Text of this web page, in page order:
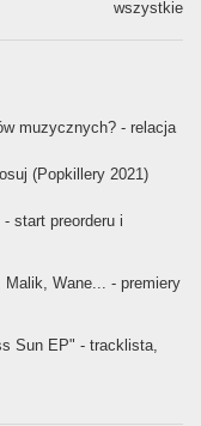
wszystkie
muzycznych? - relacja
(Popkillery 2021)
start preorderu i
Malik, Wane... - premiery
Sun EP" - tracklista,